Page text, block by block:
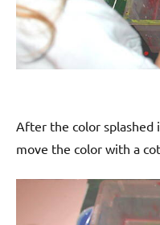
After the color
move the color with a